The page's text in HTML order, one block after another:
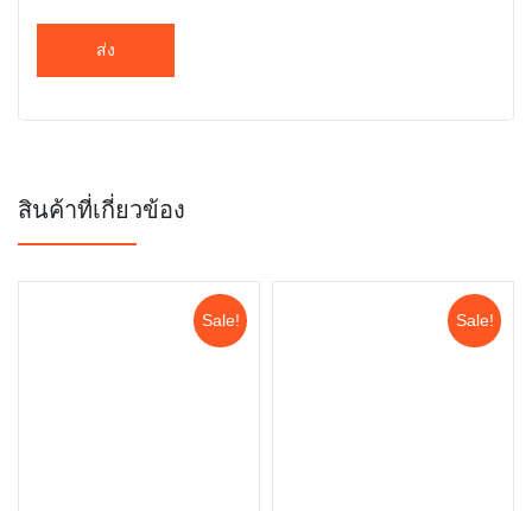
สินค้าที่เกี่ยวข้อง
Sale! Sale!